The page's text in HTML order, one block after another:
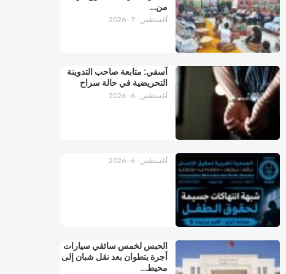
من…
أغسطس - 7 - 2026
آسفي: متابعة صاحب التدوينة
التحريضية في حالة سراح
أغسطس - 6 - 2026
أغسطس - 6 - 2026
الحبس لخمس سائقي سيارات
أجرة بتطوان بعد نقل شبان إلى
محيط…